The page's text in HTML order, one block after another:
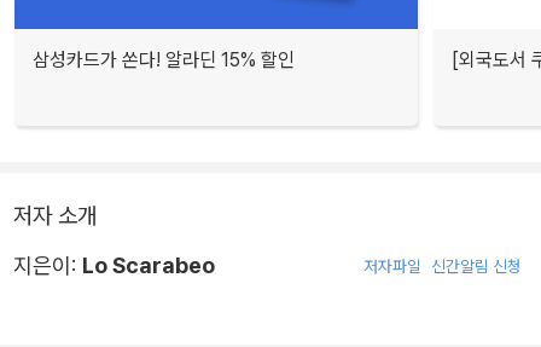
삼성카드가 쏜다! 알라딘 15% 할인 [외국도서
저자 소개
지은이: Lo Scarabeo 저자파일 신간알림 신청